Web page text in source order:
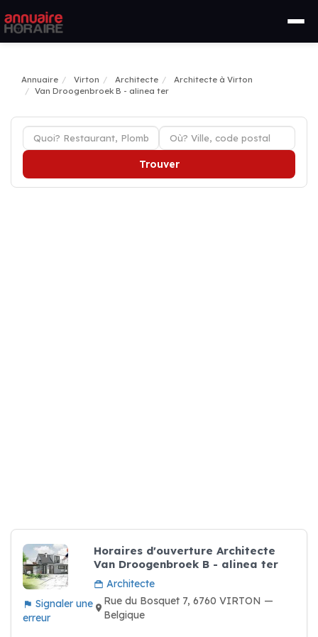
Annuaire Virton Architecte
Architecte à Virton
Van Droogenbroek B - alinea ter
Trouver
Signaler une
erreur
Horaires d'ouverture Architecte
Van Droogenbroek B - alinea ter
Architecte
Rue du Bosquet 7, 6760 VIRTON —
Belgique